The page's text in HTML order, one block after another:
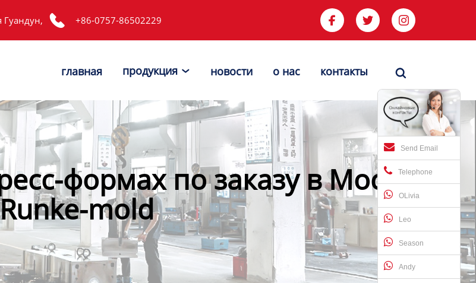
 +86-0757-86502229   
главная продукция  новости о нас контакты 
Send Email
Telephone
OLivia
Leo
Season
Andy
формах по заказу в Москве -
Runke-mold